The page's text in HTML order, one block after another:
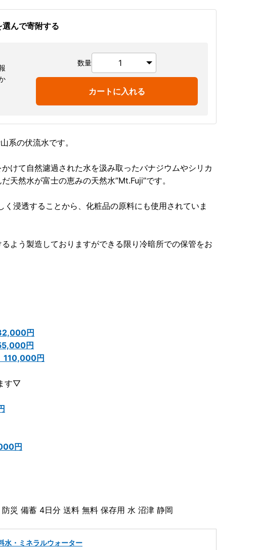
んで寄附する
数量
カートに入れる
系の伏流水です。
けて自然濾過された水を汲み取ったバナジウムやシリカ
天然水が富士の恵みの天然水”Mt.Fuji”です。
浸透することから、化粧品の原料にも使用されていま
よう製造しておりますができる限り冷暗所での保管をお
円
円
110,000円
す▽
円
災 備蓄 4日分 送料 無料 保存用 水 沼津 静岡
水・ミネラルウォーター